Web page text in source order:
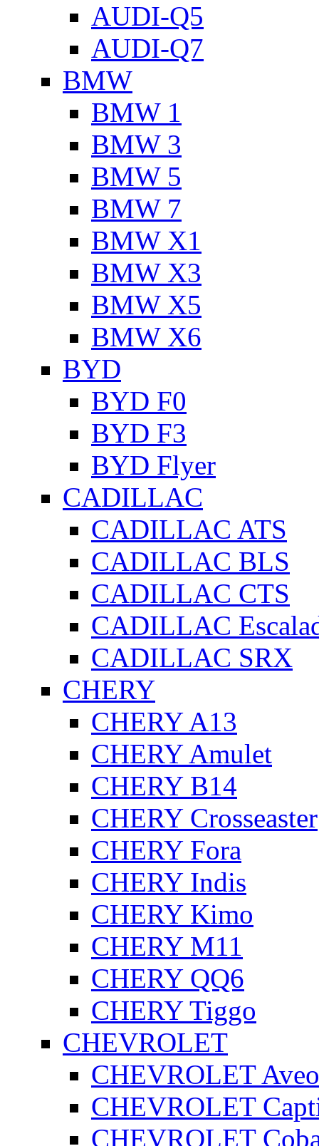
AUDI-Q5
AUDI-Q7
BMW
BMW 1
BMW 3
BMW 5
BMW 7
BMW X1
BMW X3
BMW X5
BMW X6
BYD
BYD F0
BYD F3
BYD Flyer
CADILLAC
CADILLAC ATS
CADILLAC BLS
CADILLAC CTS
CADILLAC
CADILLAC SRX
CHERY
CHERY A13
CHERY Amulet
CHERY B14
CHERY Crosseaster
CHERY Fora
CHERY Indis
CHERY Kimo
CHERY M11
CHERY QQ6
CHERY Tiggo
CHEVROLET
CHEVROLET Aveo
CHEVROLET
CHEVROLET